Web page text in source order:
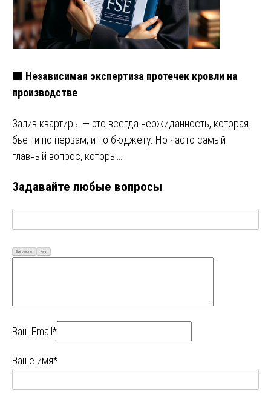
🟧 Независимая экспертиза протечек кровли на
производстве
Залив квартиры — это всегда неожиданность, которая
бьет и по нервам, и по бюджету. Но часто самый
главный вопрос, которы…
Задавайте любые вопросы
Визуально Код
Ваш Email*
Ваше имя*